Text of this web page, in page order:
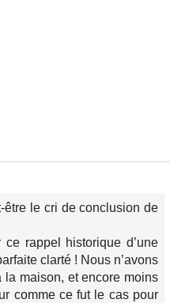
être le cri de conclusion de
rappel historique d’une
clarté ! Nous n’avons
maison, et encore moins
comme ce fut le cas pour